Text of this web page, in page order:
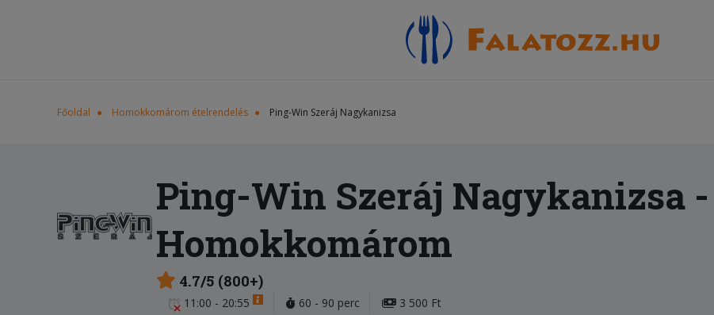
Főoldal Homokkomárom ételrendelés Ping-Win Szeráj Nagykanizsa
Ping-Win Szeráj Nagykanizsa -
Homokkomárom
4.7/5 (800+)
11:00 - 20:55 60 - 90 perc 3 500 Ft